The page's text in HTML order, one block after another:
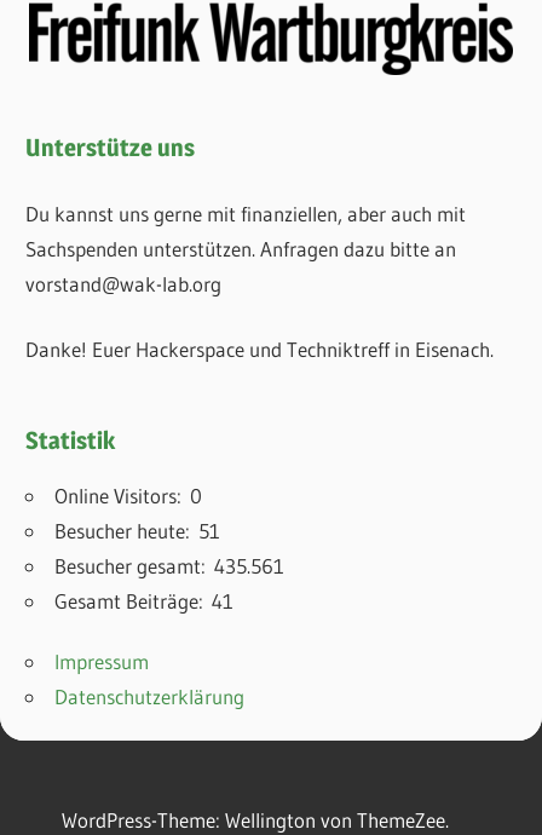
Unterstütze uns
Du kannst uns gerne mit finanziellen, aber auch mit
Sachspenden unterstützen. Anfragen dazu bitte an
vorstand@wak-lab.org
Danke! Euer Hackerspace und Techniktreff in Eisenach.
Statistik
Online Visitors: 0
Besucher heute: 51
Besucher gesamt:435.561
Gesamt Beiträge:41
Impressum
Datenschutzerklärung
WordPress-Theme: Wellington von ThemeZee.